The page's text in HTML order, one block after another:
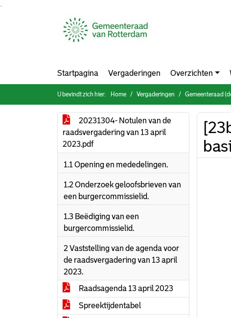
Startpagina Vergaderingen Overzichten
U bevindt zich hier: Home Vergaderingen Gemeenteraad
20231304- Notulen van de
raadsvergadering van 13 april
2023.pdf
1.1 Opening en mededelingen.
1.2 Onderzoek geloofsbrieven van
een burgercommissielid.
1.3 Beëdiging van een
burgercommissielid.
2 Vaststelling van de agenda voor
de raadsvergadering van 13 april
2023.
Raadsagenda 13 april 2023
Spreektijdentabel